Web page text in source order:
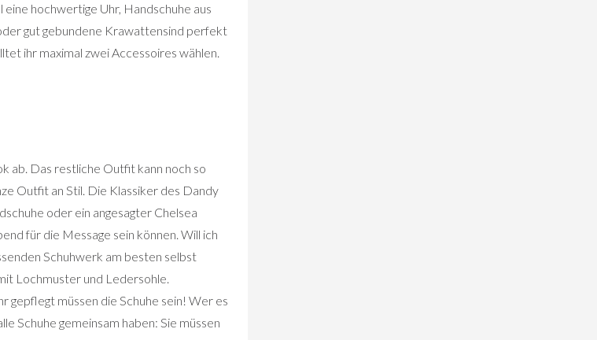
hochwertige Uhr, Handschuhe aus
gut gebundene Krawattensind perfekt
ihr maximal zwei Accessoires wählen.
ab. Das restliche Outfit kann noch so
Outfit an Stil. Die Klassiker des Dandy
oder ein angesagter Chelsea
für die Message sein können. Will ich
Schuhwerk am besten selbst
Lochmuster und Ledersohle.
gepflegt müssen die Schuhe sein! Wer es
Schuhe gemeinsam haben: Sie müssen